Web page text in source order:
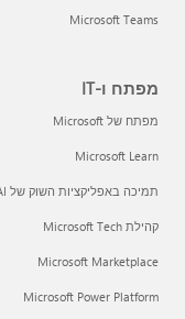
Microsoft Teams
מפתח ו-IT
מפתח של Microsoft
Microsoft Learn
תמיכה באפליקציות השוק של AI
קהילת Microsoft Tech
Microsoft Marketplace
Microsoft Power Platform